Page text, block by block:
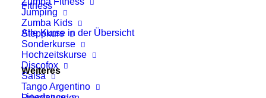
Jumping
Zumba Kids
Steppkurs
Sonderkurse
Hochzeitskurse
Discofox
Salsa
Tango Argentino
Fitness
Alle Kurse in der Übersicht
Weiteres